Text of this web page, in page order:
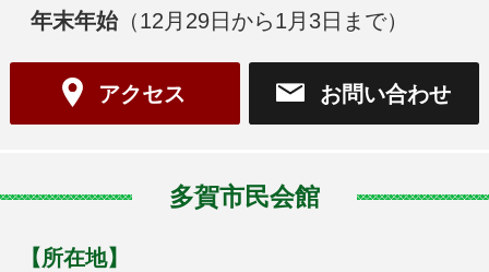
年末年始（12月29日から1月3日まで）
アクセス お問い合わせ
多賀市民会館
【所在地】